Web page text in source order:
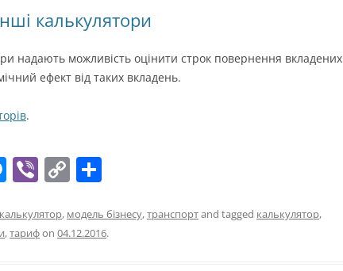
калькулятори
надають можливість оцінити строк повернення вкладених
ефект від таких вкладень.
.
M
ss
e
Vi
er
C
p
y
ді
л
калькулятор, модель бізнесу,транспортand tagged калькулятор,
,тарифon 04.12.2016.